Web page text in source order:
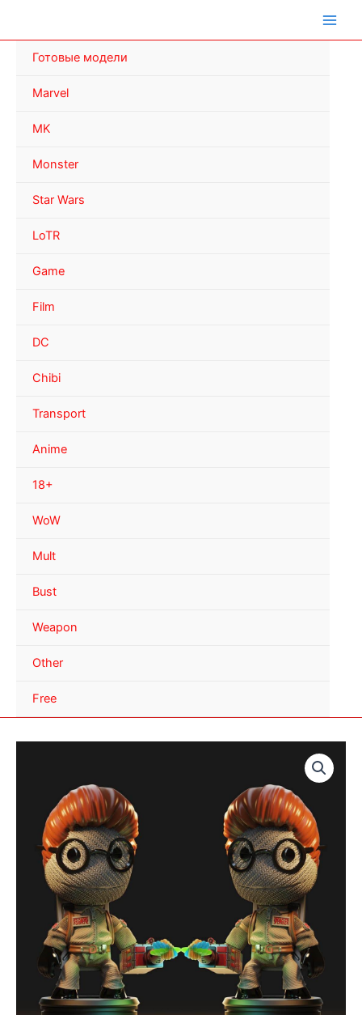
Готовые модели
Marvel
MK
Monster
Star Wars
LoTR
Game
Film
DC
Chibi
Transport
Anime
18+
WoW
Mult
Bust
Weapon
Other
Free